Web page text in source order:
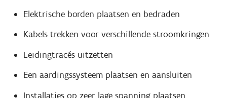
Elektrische borden plaatsen en bedraden
Kabels trekken voor verschillende stroomkringen
Leidingtracés uitzetten
Een aardingssysteem plaatsen en aansluiten
Installaties op zeer lage spanning plaatsen